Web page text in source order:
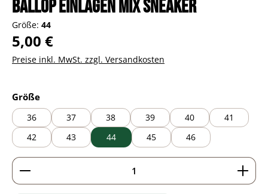
Ballop Einlagen Mix Sneaker
Größe: 44
Regulärer Preis:
5,00 €
Preise inkl. MwSt. zzgl. Versandkosten
Größeauswählen
36 37 38 39 40
41
42
43 44 45 46
Produkt Anzahl: Gib den gewünschten Wert ein